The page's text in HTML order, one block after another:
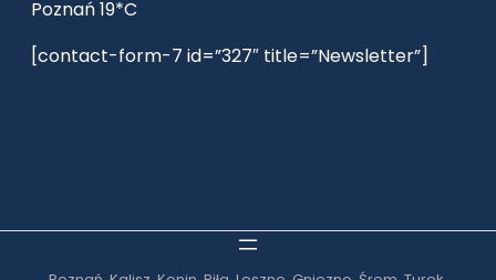
Poznań 19*C
[contact-form-7 id=”327″ title=”Newsletter”]